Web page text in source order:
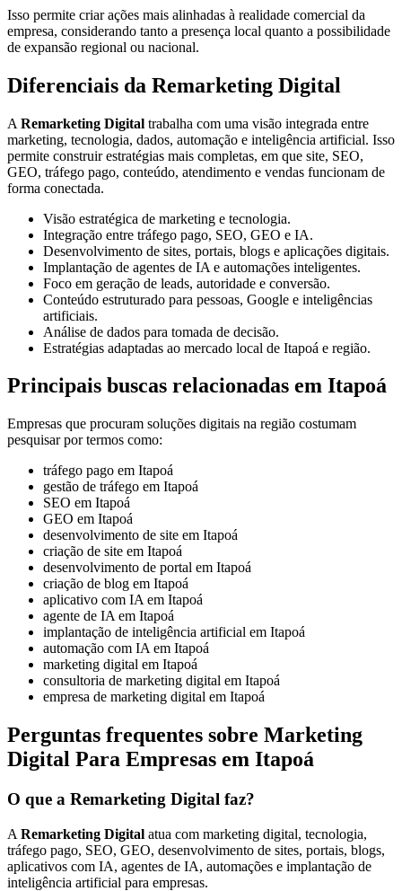
Isso permite criar ações mais alinhadas à realidade comercial da
empresa, considerando tanto a presença local quanto a possibilidade
de expansão regional ou nacional.
Diferenciais da Remarketing Digital
A Remarketing Digital trabalha com uma visão integrada entre
marketing, tecnologia, dados, automação e inteligência artificial. Isso
permite construir estratégias mais completas, em que site, SEO,
GEO, tráfego pago, conteúdo, atendimento e vendas funcionam de
forma conectada.
Visão estratégica de marketing e tecnologia.
Integração entre tráfego pago, SEO, GEO e IA.
Desenvolvimento de sites, portais, blogs e aplicações digitais.
Implantação de agentes de IA e automações inteligentes.
Foco em geração de leads, autoridade e conversão.
Conteúdo estruturado para pessoas, Google e inteligências
artificiais.
Análise de dados para tomada de decisão.
Estratégias adaptadas ao mercado local de Itapoá e região.
Principais buscas relacionadas em Itapoá
Empresas que procuram soluções digitais na região costumam
pesquisar por termos como:
tráfego pago em Itapoá
gestão de tráfego em Itapoá
SEO em Itapoá
GEO em Itapoá
desenvolvimento de site em Itapoá
criação de site em Itapoá
desenvolvimento de portal em Itapoá
criação de blog em Itapoá
aplicativo com IA em Itapoá
agente de IA em Itapoá
implantação de inteligência artificial em Itapoá
automação com IA em Itapoá
marketing digital em Itapoá
consultoria de marketing digital em Itapoá
empresa de marketing digital em Itapoá
Perguntas frequentes sobre Marketing
Digital Para Empresas em Itapoá
O que a Remarketing Digital faz?
A Remarketing Digital atua com marketing digital, tecnologia,
tráfego pago, SEO, GEO, desenvolvimento de sites, portais, blogs,
aplicativos com IA, agentes de IA, automações e implantação de
inteligência artificial para empresas.